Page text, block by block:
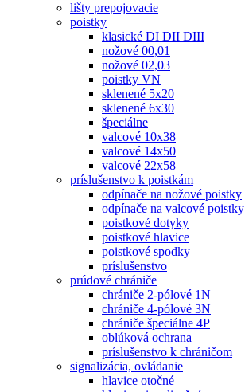
lišty prepojovacie
poistky
klasické DI DII DIII
nožové 00,01
nožové 02,03
poistky VN
sklenené 5x20
sklenené 6x30
špeciálne
valcové 10x38
valcové 14x50
valcové 22x58
príslušenstvo k poistkám
odpínače na nožové poistky
odpínače na valcové poistky
poistkové dotyky
poistkové hlavice
poistkové spodky
príslušenstvo
prúdové chrániče
chrániče 2-pólové 1N
chrániče 4-pólové 3N
chrániče špeciálne 4P
oblúková ochrana
príslušenstvo k chráničom
signalizácia, ovládanie
hlavice otočné